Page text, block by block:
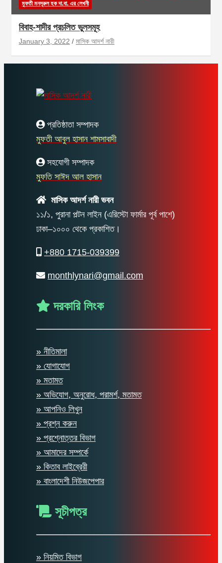
মুফতী মনসূরুল হক দা.বা. এর লেখনী
বিবাহ-শাদীর প্রচলিত ভুলসমূহ
January 3, 2022 মাসিক আদর্শ নারী
প্রতিষ্ঠাতা সম্পাদক
মুফতী আবুল হাসান শামসাবাদী
সহযোগী সম্পাদক
মুফতি সাঈদ আল হাসান
মাসিক আদর্শ নারী ভবন
১১/১, পুরানা পল্টন লাইন (এরিস্টো ফার্মার পূর্ব পাশে)
ঢাকা–১০০০ থেকে প্রকাশিত।
+880 1715-039399
monthlynari@gmail.com
দরকারি লিংক
» নীতিমালা
» যোগাযোগ
» মতামত
» অভিযোগ, অনুরোধ, পরামর্শ, মতামত
» আপনিও লিখুন
» প্রশ্ন করুন
» প্রশ্নোত্তর বিভাগ
» আমাদের সম্পর্কে
» কিতাব লাইব্রেরী
» বাংলাদেশী নিউজপেপার
সূচীপত্র
» নিয়মিত বিভাগ